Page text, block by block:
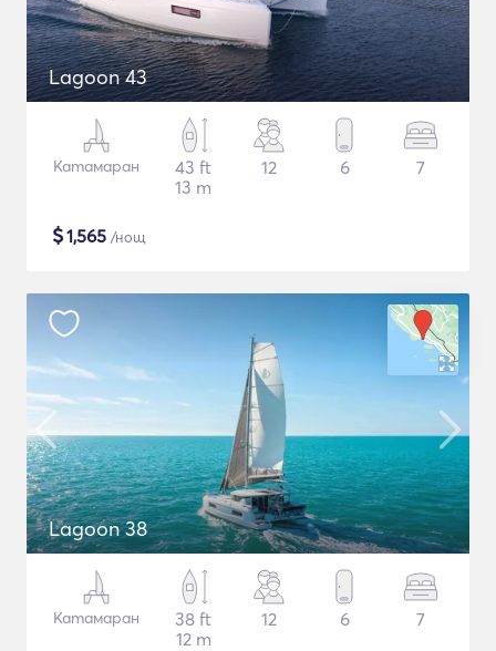
Lagoon 43
Катамаран
43 ft
13 m
12 6 7
$1,565 /нощ
Lagoon 38
Катамаран
38 ft
12 m
12 6 7